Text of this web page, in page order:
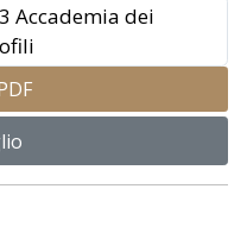
Accademia dei